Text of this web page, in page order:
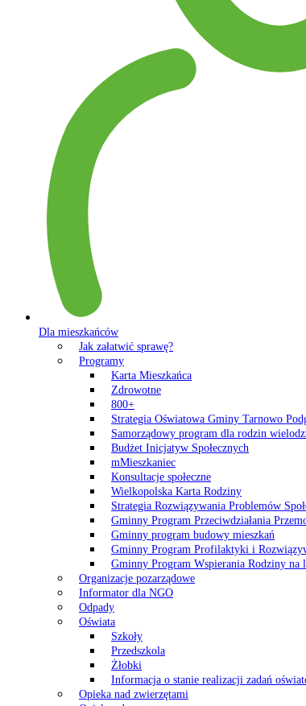
Dla mieszkańców
Jak załatwić sprawę?
Programy
Karta Mieszkańca
Zdrowotne
800+
Strategia Oświatowa Gminy Tarnowo
Samorządowy program dla rodzin
Budżet Inicjatyw Społecznych
mMieszkaniec
Konsultacje społeczne
Wielkopolska Karta Rodziny
Strategia Rozwiązywania Problemów
Gminny Program Przeciwdziałania
Gminny program budowy mieszkań
Gminny Program Profilaktyki i
Gminny Program Wspierania Rodziny na
Organizacje pozarządowe
Informator dla NGO
Odpady
Oświata
Szkoły
Przedszkola
Żłobki
Informacja o stanie realizacji zadań
Opieka nad zwierzętami